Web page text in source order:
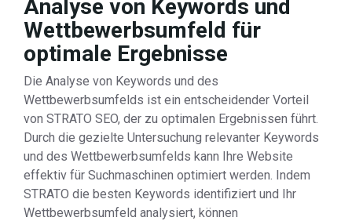
Analyse von Keywords und
Wettbewerbsumfeld für
optimale Ergebnisse
Die Analyse von Keywords und des
Wettbewerbsumfelds ist ein entscheidender Vorteil
von STRATO SEO, der zu optimalen Ergebnissen führt.
Durch die gezielte Untersuchung relevanter Keywords
und des Wettbewerbsumfelds kann Ihre Website
effektiv für Suchmaschinen optimiert werden. Indem
STRATO die besten Keywords identifiziert und Ihr
Wettbewerbsumfeld analysiert, können